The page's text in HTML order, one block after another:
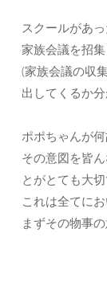
スクールがあ
家族会議を招
(家族会議の収
出してくるか
ポポちゃんが
その意図を皆
とがとても大切
これは全てにお
まずその物事